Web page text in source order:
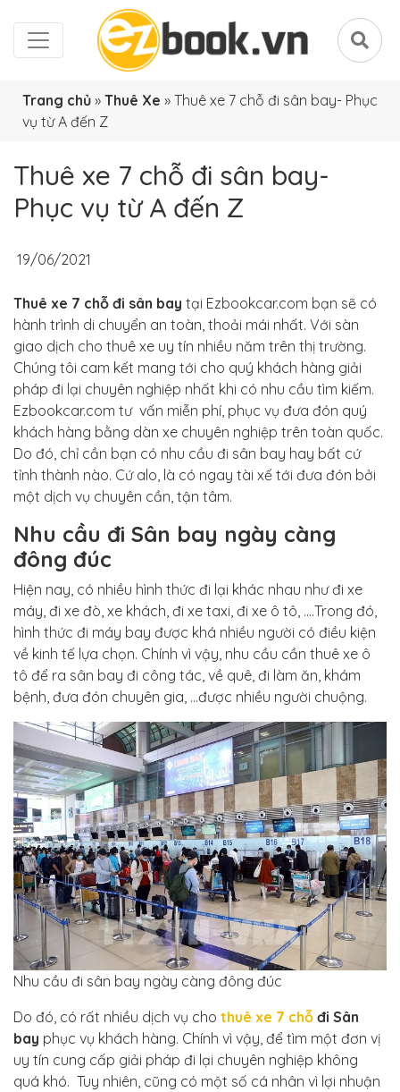
Trang chủ » Thuê Xe » Thuê xe 7 chỗ đi sân bay- Phục
vụ từ A đến Z
Thuê xe 7 chỗ đi sân bay-
Phục vụ từ A đến Z
19/06/2021
Thuê xe 7 chỗ đi sân bay tại Ezbookcar.com bạn sẽ có
hành trình di chuyển an toàn, thoải mái nhất. Với sàn
giao dịch cho thuê xe uy tín nhiều năm trên thị trường.
Chúng tôi cam kết mang tới cho quý khách hàng giải
pháp đi lại chuyên nghiệp nhất khi có nhu cầu tìm kiếm.
Ezbookcar.com tư vấn miễn phí, phục vụ đưa đón quý
khách hàng bằng dàn xe chuyên nghiệp trên toàn quốc.
Do đó, chỉ cần bạn có nhu cầu đi sân bay hay bất cứ
tỉnh thành nào. Cứ alo, là có ngay tài xế tới đưa đón bởi
một dịch vụ chuyên cần, tận tâm.
Nhu cầu đi Sân bay ngày càng
đông đúc
Hiện nay, có nhiều hình thức đi lại khác nhau như đi xe
máy, đi xe đò, xe khách, đi xe taxi, đi xe ô tô, ….Trong đó,
hình thức đi máy bay được khá nhiều người có điều kiện
về kinh tế lựa chọn. Chính vì vậy, nhu cầu cần thuê xe ô
tô để ra sân bay đi công tác, về quê, đi làm ăn, khám
bệnh, đưa đón chuyên gia, …được nhiều người chuộng.
Nhu cầu đi sân bay ngày càng đông đúc
Do đó, có rất nhiều dịch vụ cho thuê xe 7 chỗ đi Sân
bay phục vụ khách hàng. Chính vì vậy, để tìm một đơn vị
uy tín cung cấp giải pháp đi lại chuyên nghiệp không
quá khó. Tuy nhiên, cũng có một số cá nhân vì lợi nhuận